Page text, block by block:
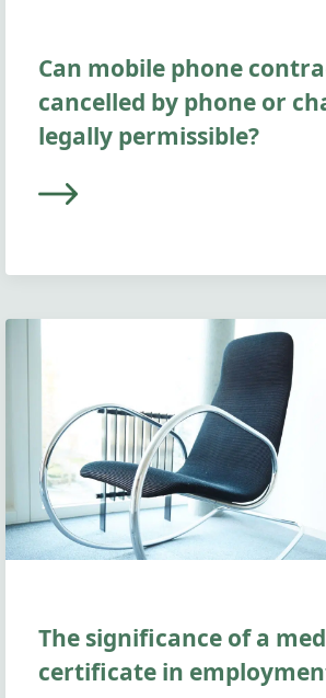
Can mobile phone
cancelled by phone or
legally permissible?
The significance of a
certificate in